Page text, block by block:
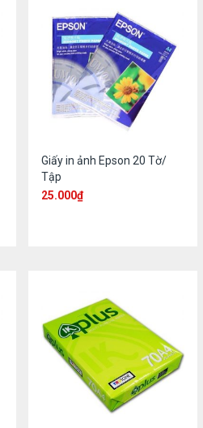
Giấy in ảnh Epson 20 Tờ/
Tập
25.000₫